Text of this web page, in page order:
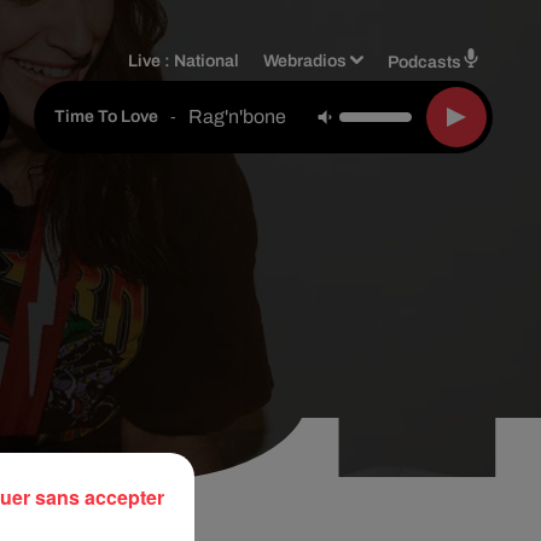
Live : National Webradios Podcasts
Time To Love - Rag'n'bone Man
sans accepter